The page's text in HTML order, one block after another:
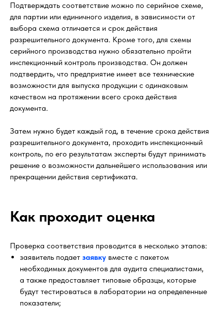
Подтверждать соответствие можно по серийное схеме,
для партии или единичного изделия, в зависимости от
выбора схема отличается и срок действия
разрешительного документа. Кроме того, для схемы
серийного производства нужно обязательно пройти
инспекционный контроль производства. Он должен
подтвердить, что предприятие имеет все технические
возможности для выпуска продукции с одинаковым
качеством на протяжении всего срока действия
документа.
Затем нужно будет каждый год, в течение срока действия
разрешительного документа, проходить инспекционный
контроль, по его результатам эксперты будут принимать
решение о возможности дальнейшего использования или
прекращении действия сертификата.
Как проходит оценка
Проверка соответствия проводится в несколько этапов:
заявитель подает заявку вместе с пакетом
необходимых документов для аудита специалистами,
а также предоставляет типовые образцы, которые
будут тестироваться в лаборатории на определенные
показатели;